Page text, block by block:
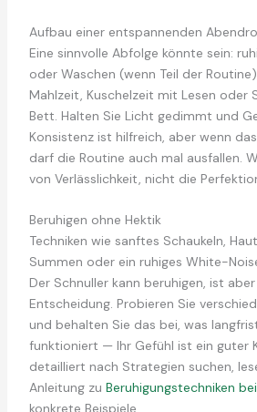
Aufbau einer entspannenden
Eine sinnvolle Abfolge könnte sein:
oder Waschen (wenn Teil der
Mahlzeit, Kuschelzeit mit Lesen oder
Bett. Halten Sie Licht gedimmt und
Konsistenz ist hilfreich, aber wenn
darf die Routine auch mal ausfallen.
von Verlässlichkeit, nicht die
Beruhigen ohne Hektik
Techniken wie sanftes Schaukeln,
Summen oder ein ruhiges White-
Der Schnuller kann beruhigen, ist
Entscheidung. Probieren Sie
und behalten Sie das bei, was
funktioniert — Ihr Gefühl ist ein guter
detailliert nach Strategien suchen,
Anleitung zu Beruhigungstechniken
konkrete Beispiele.